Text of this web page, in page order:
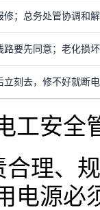
修；总务处管协调和
路要先同意；老化损
立刻去，修不好就断
工安全
理、
电源必